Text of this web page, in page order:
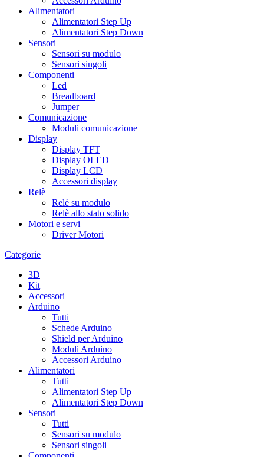
Alimentatori
Alimentatori Step Up
Alimentatori Step Down
Sensori
Sensori su modulo
Sensori singoli
Componenti
Led
Breadboard
Jumper
Comunicazione
Moduli comunicazione
Display
Display TFT
Display OLED
Display LCD
Accessori display
Relè
Relè su modulo
Relè allo stato solido
Motori e servi
Driver Motori
Categorie
3D
Kit
Accessori
Arduino
Tutti
Schede Arduino
Shield per Arduino
Moduli Arduino
Accessori Arduino
Alimentatori
Tutti
Alimentatori Step Up
Alimentatori Step Down
Sensori
Tutti
Sensori su modulo
Sensori singoli